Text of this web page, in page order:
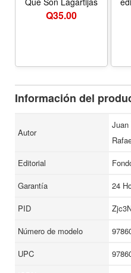
Q35.00
Información del
Autor
Juan
Editorial
Garantía
24
PID
Número de modelo
UPC